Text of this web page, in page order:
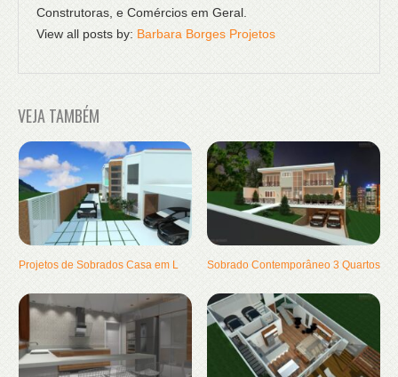
Construtoras, e Comércios em Geral.
View all posts by: Barbara Borges Projetos
VEJA TAMBÉM
Projetos de Sobrados Casa em L Sobrado Contemporâneo 3 Quartos